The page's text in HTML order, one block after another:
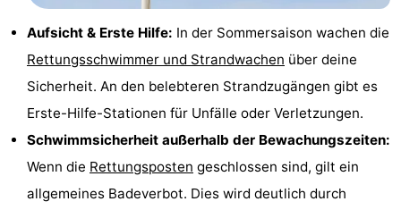
Blankenberge
-
De
Haan
Bredene
Ostende
Middelkerke
Aufsicht & Erste Hilfe: In der Sommersaison wachen die
Rettungsschwimmer und Strandwachen über deine
Sicherheit. An den belebteren Strandzugängen gibt es
Erste-Hilfe-Stationen für Unfälle oder Verletzungen.
Schwimmsicherheit außerhalb der Bewachungszeiten:
Wenn die Rettungsposten geschlossen sind, gilt ein
allgemeines Badeverbot. Dies wird deutlich durch